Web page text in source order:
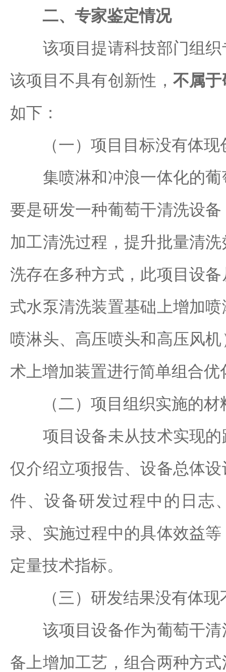
二、专家鉴定情况
该项目提请科技部门组织
该项目不具有创新性， 不属
如下：
（一）项目目标没有体现
集喷淋和冲浪一体化的葡
要是研发一种葡萄干清洗设
加工清洗过程，提升批量清
洗存在多种方式，此项目设
式水泵清洗装置基础上增加
喷淋头、高压喷头和高压风
术上增加装置进行简单组合优
（二）项目组织实施的材
项目设备未从技术实现的
仅介绍立项报告、设备总体
件、设备研发过程中的日志
录、实施过程中的具体效益
定量技术指标。
（三）研发结果没有体现
该项目设备作为葡萄干清
备上增加工艺，组合两种方